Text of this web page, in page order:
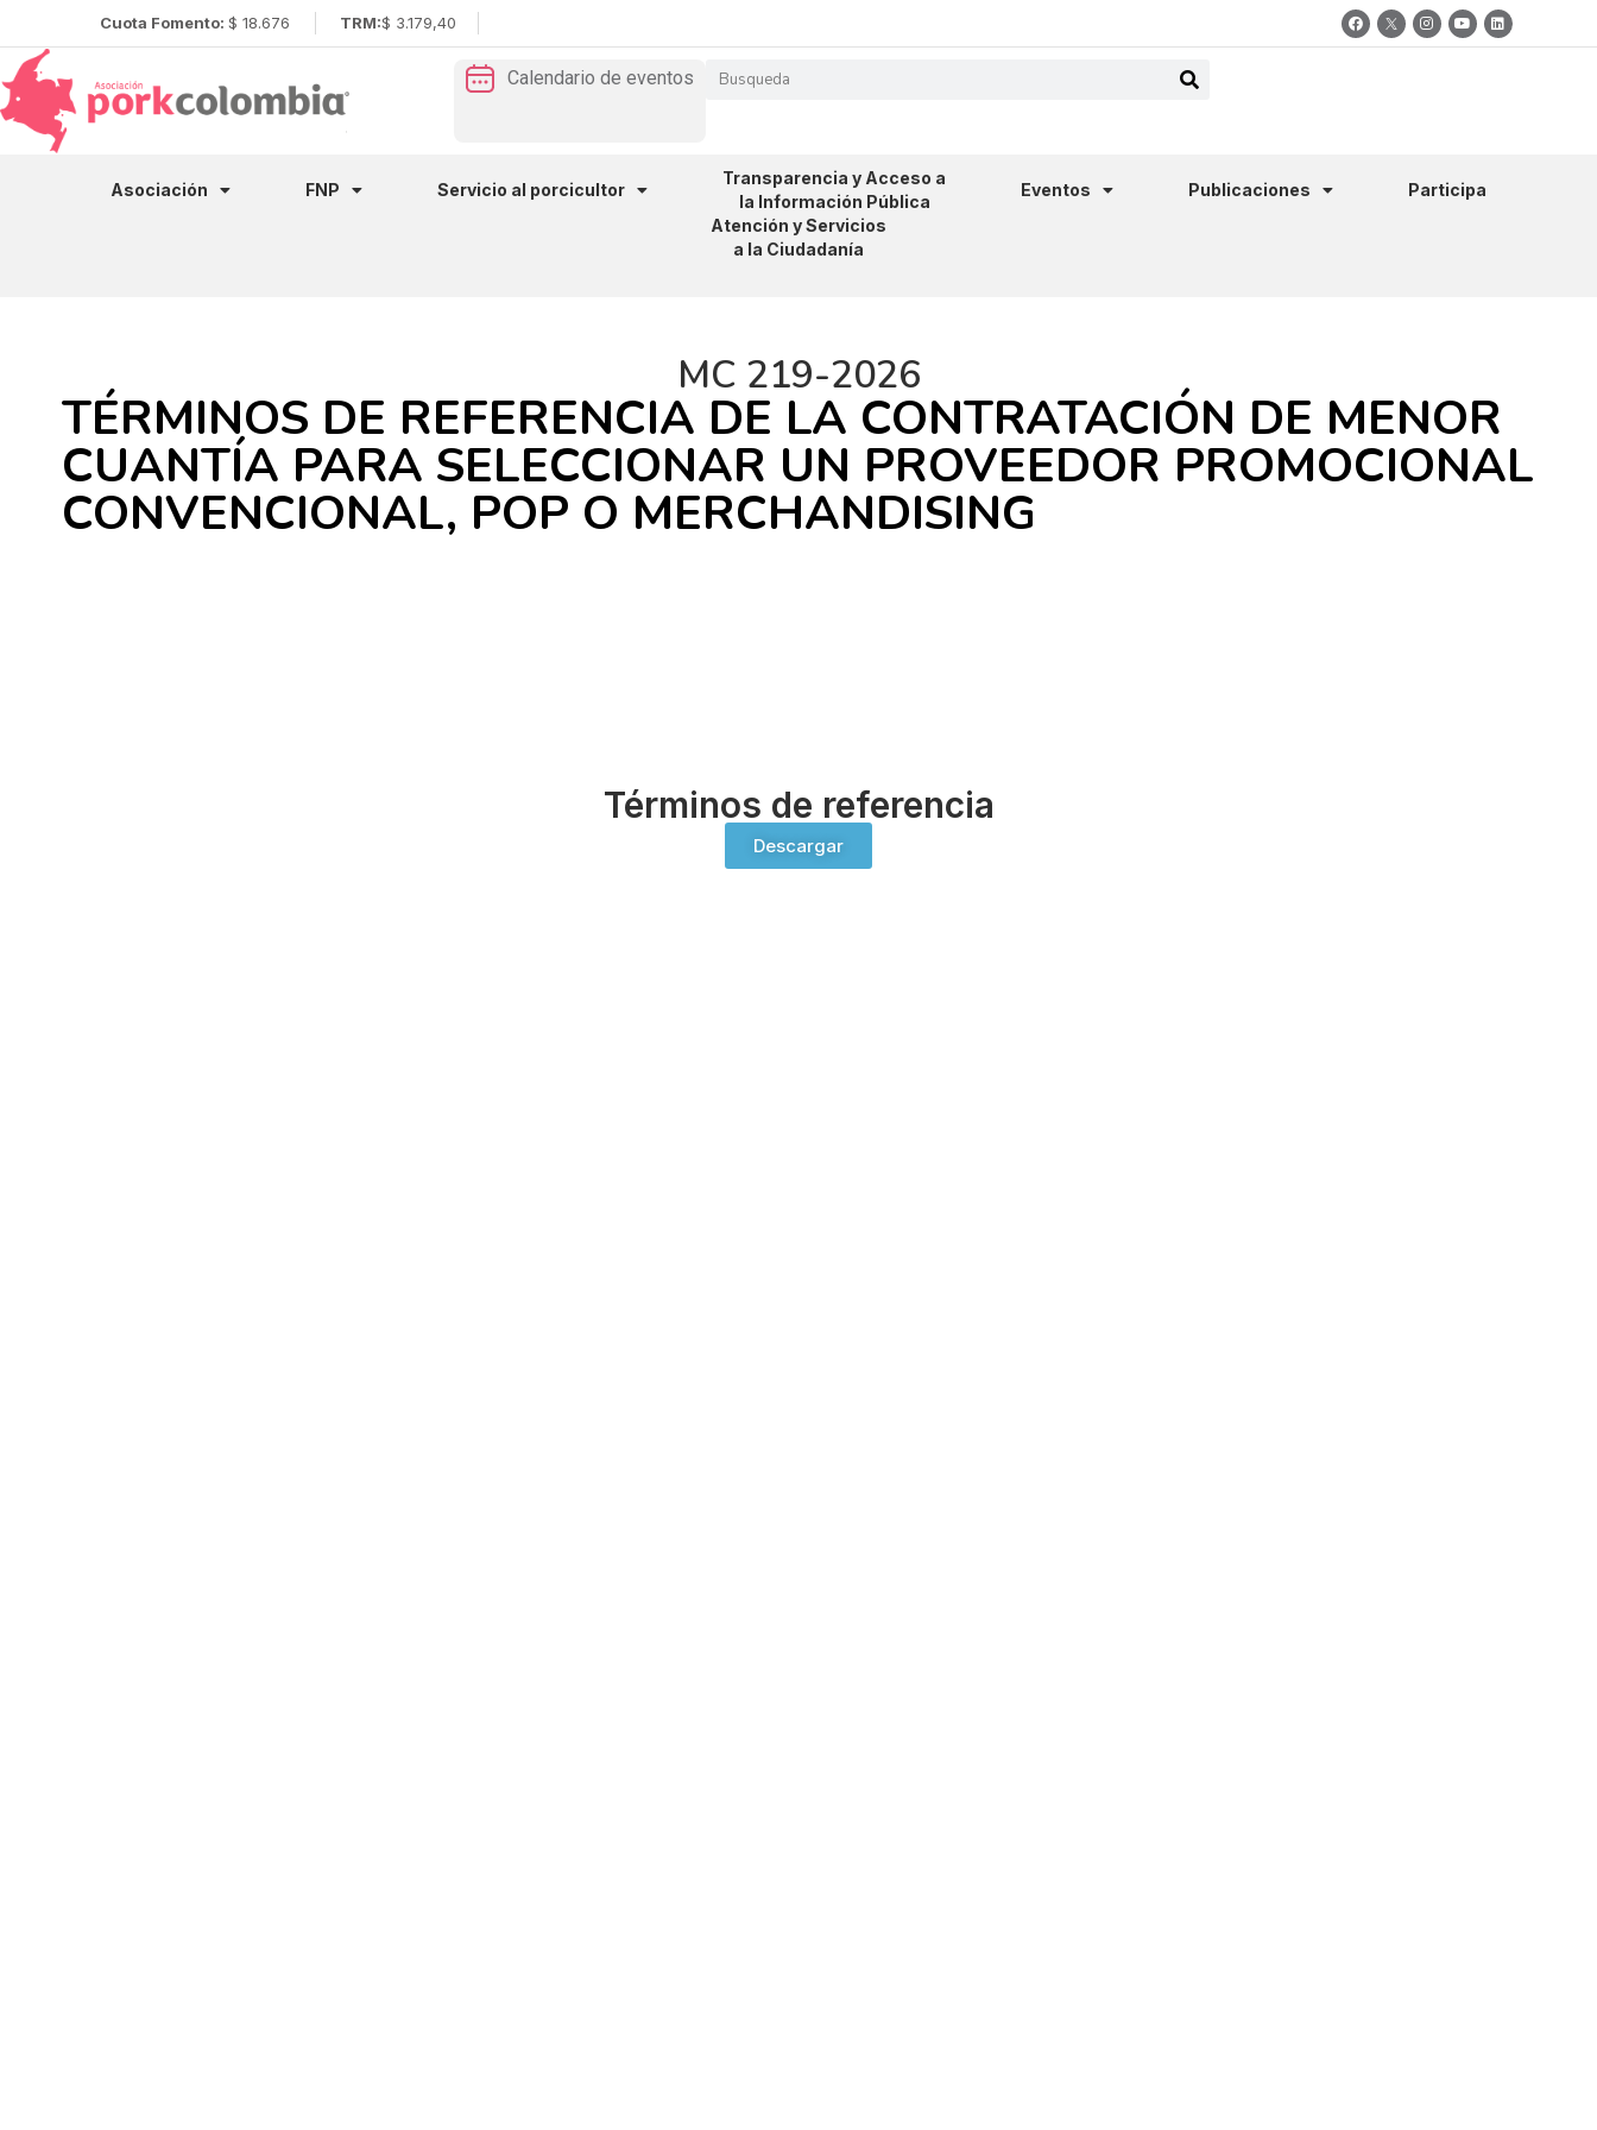
Cuota Fomento: $ 18.676 TRM:$ 3.179,40
Calendario de eventos
Asociación FNP Servicio al porcicultor
Transparencia y Acceso a
la Información Pública
Eventos Publicaciones
Participa
Atención y Servicios
a la Ciudadanía
MC 219-2026
TÉRMINOS DE REFERENCIA DE LA CONTRATACIÓN DE MENOR
CUANTÍA PARA SELECCIONAR UN PROVEEDOR PROMOCIONAL
CONVENCIONAL, POP O MERCHANDISING
Términos de referencia
Descargar